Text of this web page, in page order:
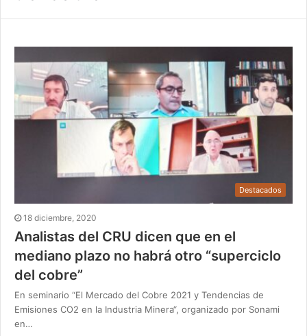
Destacados
18 diciembre, 2020
Analistas del CRU dicen que en el
mediano plazo no habrá otro “superciclo
del cobre”
En seminario “El Mercado del Cobre 2021 y Tendencias de
Emisiones CO2 en la Industria Minera“, organizado por Sonami
en…